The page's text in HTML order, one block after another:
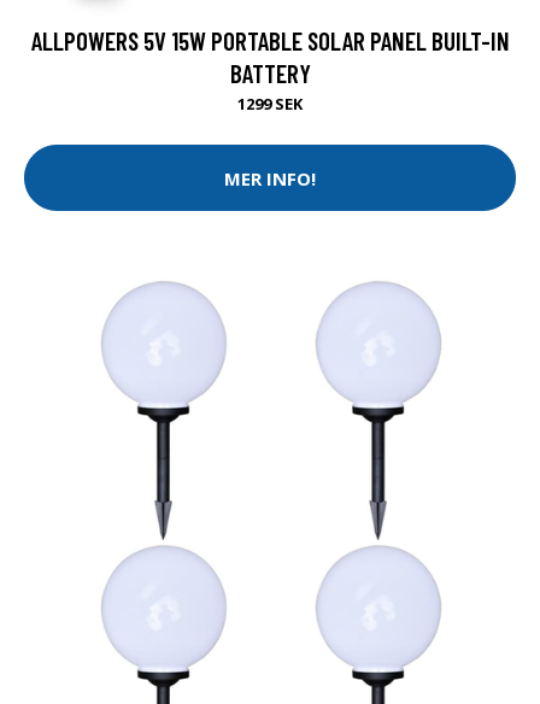
ALLPOWERS 5V 15W PORTABLE SOLAR PANEL BUILT-IN
BATTERY
1299 SEK
MER INFO!